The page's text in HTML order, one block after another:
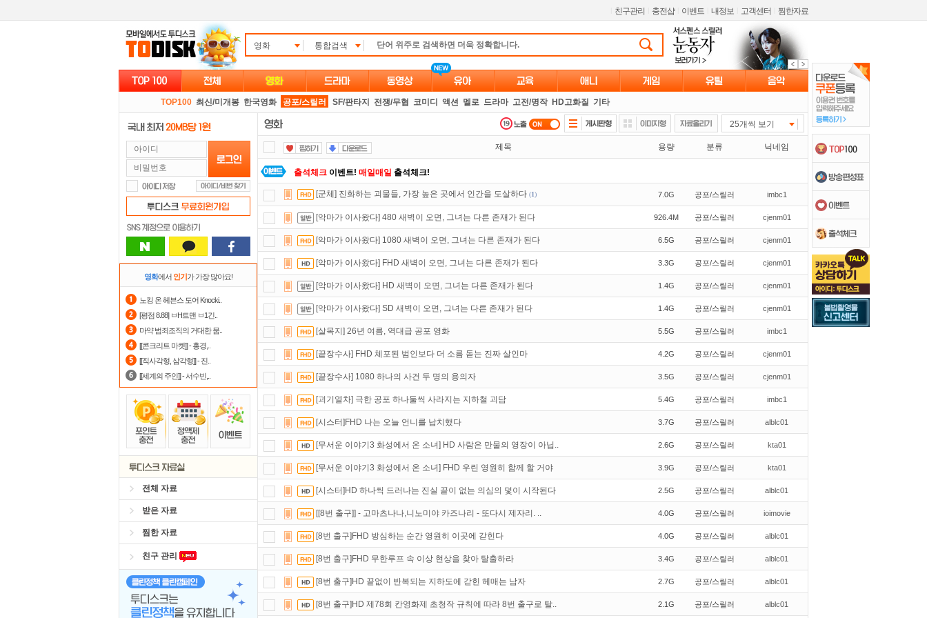
친구관리 충전샵 이벤트 내정보 고객센터 찜한자료
영화 통합검색
TOP100 최신/미개봉 한국영화 공포/스릴러 SF/판타지 전쟁/무협 코미디 액션 멜로 드라마 고전/명작 HD고화질 기타
영화에서 인기가 가장 많아요!
노킹 온 헤븐스 도어 Knocki..
[평점 8.88] ㅂH트맨 ㅂ1긴..
마약 범죄조직의 거대한 뭄..
[[콘크리트 마켓]] - 홍경,..
[[직사각형, 삼각형]] - 진..
[[세계의 주인]] - 서수빈,..
전체 자료
받은 자료
찜한 자료
친구 관리
25개씩 보기
제목 용량 분류 닉네임
출석체크 이벤트! 매일매일 출석체크!
댓글만 잘써도무료 포인트를 드립니다!
숨어있는 카드 마일리지 조회하고100% 무료충전!
스마트TV 로 투디스크 영화,드라마,예능 보자!
자녀보호기능으로 가족과 함께 투디스크를 이용하세요~
정액제할인쿠폰 사용방법안내
포인트할인쿠폰 사용방법안내
[군체] 진화하는 괴물들, 가장 높은 곳에서 인간을 도살하다 (1) 7.0G 공포/스릴러 imbc1
[악마가 이사왔다] 480 새벽이 오면, 그녀는 다른 존재가 된다 926.4M 공포/스릴러 cjenm01
[악마가 이사왔다] 1080 새벽이 오면, 그녀는 다른 존재가 된다 6.5G 공포/스릴러 cjenm01
[악마가 이사왔다] FHD 새벽이 오면, 그녀는 다른 존재가 된다 3.3G 공포/스릴러 cjenm01
[악마가 이사왔다] HD 새벽이 오면, 그녀는 다른 존재가 된다 1.4G 공포/스릴러 cjenm01
[악마가 이사왔다] SD 새벽이 오면, 그녀는 다른 존재가 된다 1.4G 공포/스릴러 cjenm01
[살목지] 26년 여름, 역대급 공포 영화 5.5G 공포/스릴러 imbc1
[끝장수사] FHD 체포된 범인보다 더 소름 돋는 진짜 살인마 4.2G 공포/스릴러 cjenm01
[끝장수사] 1080 하나의 사건 두 명의 용의자 3.5G 공포/스릴러 cjenm01
[괴기열차] 극한 공포 하나둘씩 사라지는 지하철 괴담 5.4G 공포/스릴러 imbc1
[시스터]FHD 나는 오늘 언니를 납치했다 3.7G 공포/스릴러 alblc01
[무서운 이야기3 화성에서 온 소녀] HD 사람은 만물의 영장이 아닙.. 2.6G 공포/스릴러 kta01
[무서운 이야기3 화성에서 온 소녀] FHD 우린 영원히 함께 할 거야 3.9G 공포/스릴러 kta01
[시스터]HD 하나씩 드러나는 진실 끝이 없는 의심의 덫이 시작된다 2.5G 공포/스릴러 alblc01
[[8번 출구]] - 고마츠나나,니노미야 카즈나리 - 또다시 제자리. .. 4.0G 공포/스릴러 ioimovie
[8번 출구]FHD 방심하는 순간 영원히 이곳에 갇힌다 4.0G 공포/스릴러 alblc01
[8번 출구]FHD 무한루프 속 이상 현상을 찾아 탈출하라 3.4G 공포/스릴러 alblc01
[8번 출구]HD 끝없이 반복되는 지하도에 갇힌 헤매는 남자 2.7G 공포/스릴러 alblc01
[8번 출구]HD 제78회 칸영화제 초청작 규칙에 따라 8번 출구로 탈.. 2.1G 공포/스릴러 alblc01